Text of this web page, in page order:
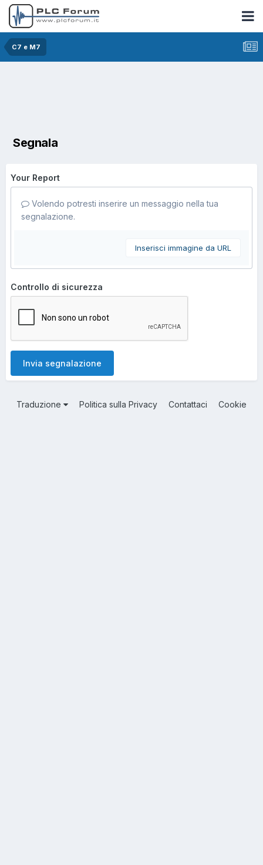
C7 e M7
Segnala
Your Report
Volendo potresti inserire un messaggio nella tua
segnalazione.
Inserisci immagine da URL
Controllo di sicurezza
Invia segnalazione
Traduzione Politica sulla Privacy Contattaci Cookie